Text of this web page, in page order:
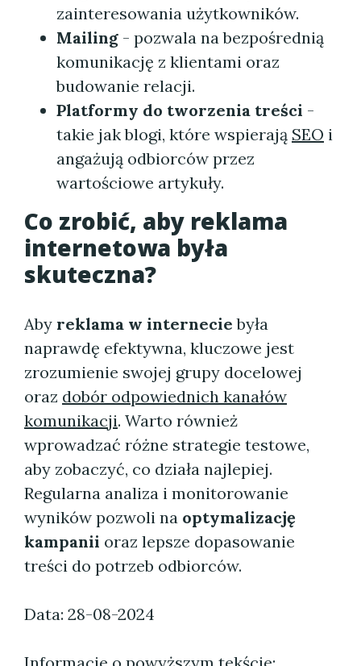
zainteresowania użytkowników.
Mailing - pozwala na bezpośrednią
komunikację z klientami oraz
budowanie relacji.
Platformy do tworzenia treści -
takie jak blogi, które wspierają SEO i
angażują odbiorców przez
wartościowe artykuły.
Co zrobić, aby reklama
internetowa była
skuteczna?
Aby reklama w internecie była
naprawdę efektywna, kluczowe jest
zrozumienie swojej grupy docelowej
oraz dobór odpowiednich kanałów
komunikacji. Warto również
wprowadzać różne strategie testowe,
aby zobaczyć, co działa najlepiej.
Regularna analiza i monitorowanie
wyników pozwoli na optymalizację
kampanii oraz lepsze dopasowanie
treści do potrzeb odbiorców.
Data: 28-08-2024